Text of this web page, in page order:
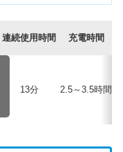
連続使用時間 充電時間
13分
2.5～3.5時間